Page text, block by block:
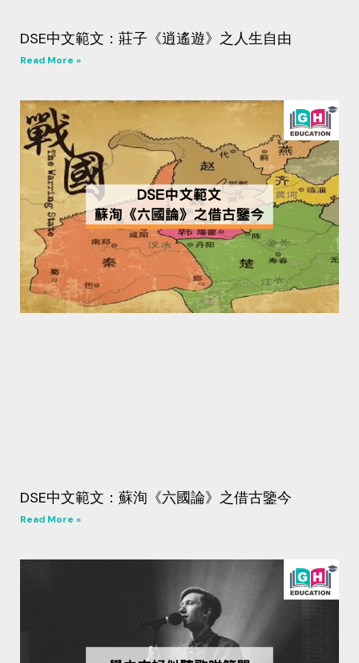
DSE中文範文：莊子《逍遙遊》之人生自由
Read More »
DSE中文範文：蘇洵《六國論》之借古鑒今
Read More »